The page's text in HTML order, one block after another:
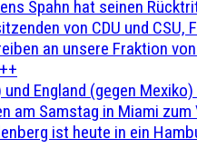
Spahn hat seinen
von CDU und CSU,
an unsere Fraktion
England (gegen
am Samstag in Miami
ist heute in ein